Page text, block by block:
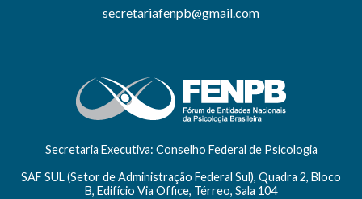
secretariafenpb@gmail.com
Secretaria Executiva: Conselho Federal de Psicologia
SAF SUL (Setor de Administração Federal Sul), Quadra 2, Bloco
B, Edifício Via Office, Térreo, Sala 104